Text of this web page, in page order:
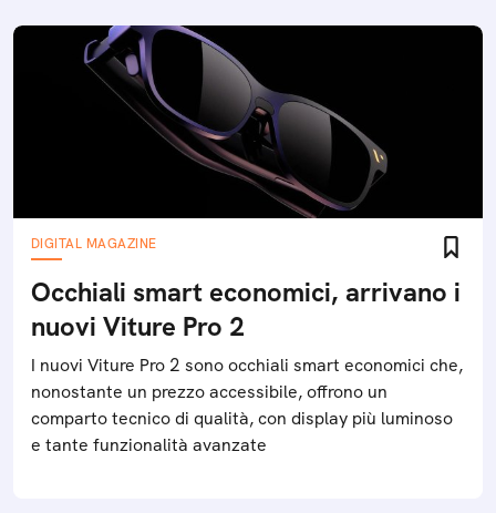
DIGITAL MAGAZINE
Occhiali smart economici, arrivano i
nuovi Viture Pro 2
I nuovi Viture Pro 2 sono occhiali smart economici che,
nonostante un prezzo accessibile, offrono un
comparto tecnico di qualità, con display più luminoso
e tante funzionalità avanzate